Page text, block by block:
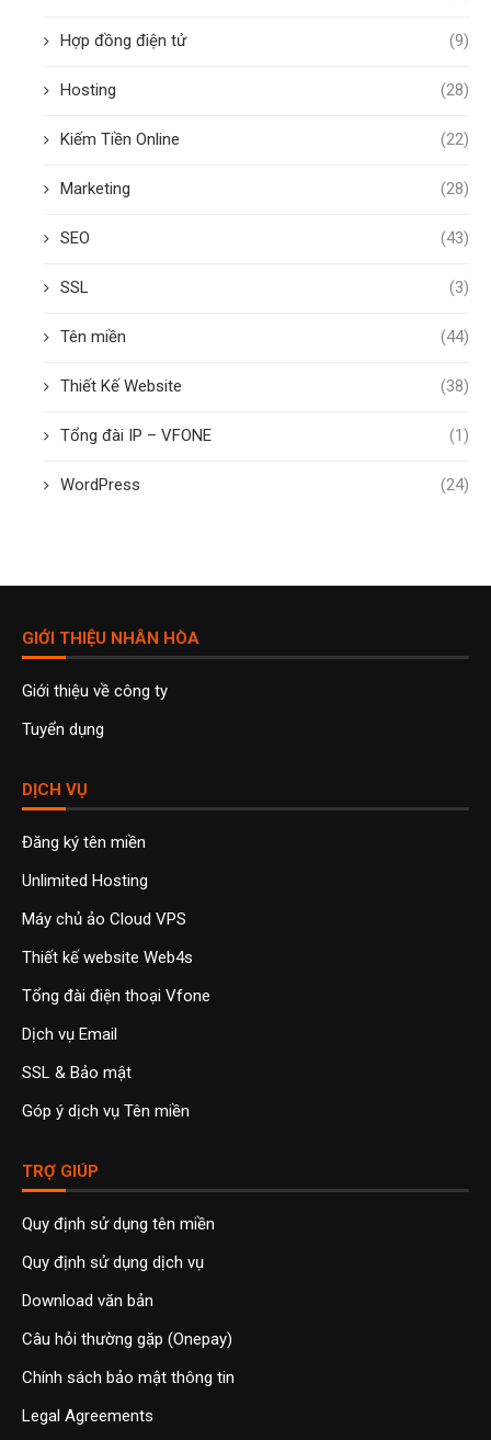
Hợp đồng điện tử (9)
Hosting (28)
Kiếm Tiền Online (22)
Marketing (28)
SEO (43)
SSL (3)
Tên miền (44)
Thiết Kế Website (38)
Tổng đài IP – VFONE (1)
WordPress (24)
GIỚI THIỆU NHÂN HÒA
Giới thiệu về công ty
Tuyển dụng
DỊCH VỤ
Đăng ký tên miền
Unlimited Hosting
Máy chủ ảo Cloud VPS
Thiết kế website Web4s
Tổng đài điện thoại Vfone
Dịch vụ Email
SSL & Bảo mật
Góp ý dịch vụ Tên miền
TRỢ GIÚP
Quy định sử dụng tên miền
Quy định sử dụng dịch vụ
Download văn bản
Câu hỏi thường gặp (Onepay)
Chính sách bảo mật thông tin
Legal Agreements